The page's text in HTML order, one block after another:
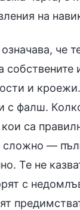
на
че
и
с фалш.
са
сложно —
Те не
с